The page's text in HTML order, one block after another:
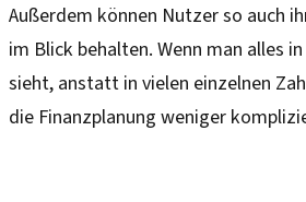
Außerdem können Nutzer so auch
im Blick behalten. Wenn man alles
sieht, anstatt in vielen einzelnen
die Finanzplanung weniger